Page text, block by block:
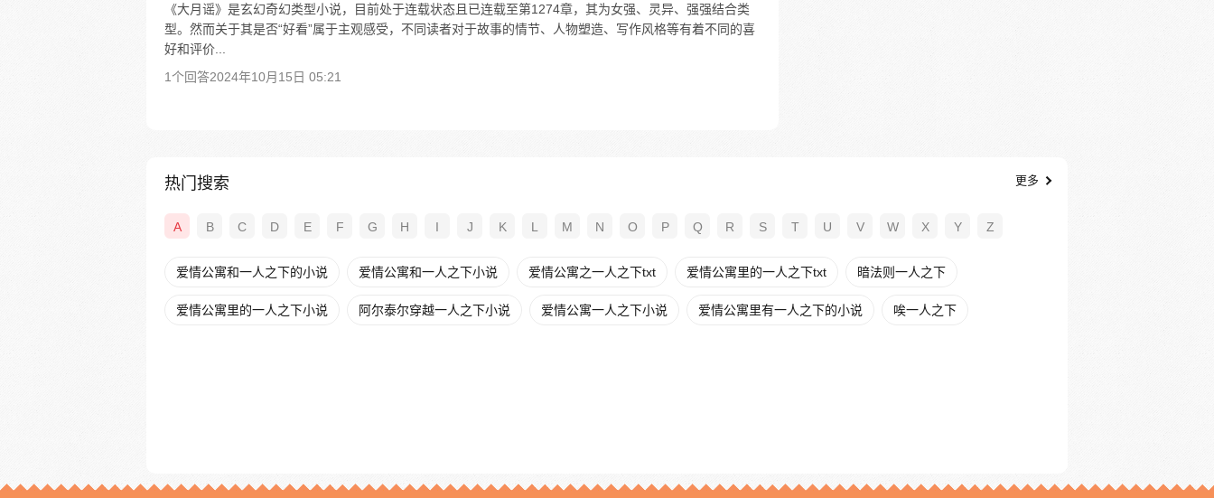
《大月谣》是玄幻奇幻类型小说，目前处于连载状态且已连载至第1274章，其为女强、灵异、强强结合类
型。然而关于其是否“好看”属于主观感受，不同读者对于故事的情节、人物塑造、写作风格等有着不同的喜
好和评价...
1个回答2024年10月15日 05:21
热门搜索 更多
A B C D E F G H I J K L M N O P Q R S T U V W X Y Z
爱情公寓和一人之下的小说 爱情公寓和一人之下小说 爱情公寓之一人之下txt 爱情公寓里的一人之下txt 暗法则一人之下
爱情公寓里的一人之下小说 阿尔泰尔穿越一人之下小说 爱情公寓一人之下小说 爱情公寓里有一人之下的小说 唉一人之下